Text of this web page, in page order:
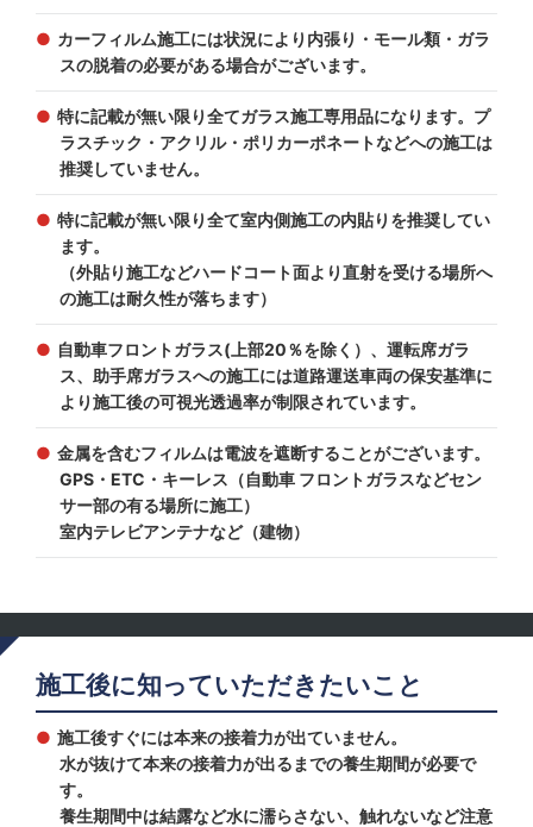
カーフィルム施工には状況により内張り・モール類・ガラ
スの脱着の必要がある場合がございます。
特に記載が無い限り全てガラス施工専用品になります。プ
ラスチック・アクリル・ポリカーポネートなどへの施工は
推奨していません。
特に記載が無い限り全て室内側施工の内貼りを推奨してい
ます。
（外貼り施工などハードコート面より直射を受ける場所へ
の施工は耐久性が落ちます）
自動車フロントガラス(上部20％を除く）、運転席ガラ
ス、助手席ガラスへの施工には道路運送車両の保安基準に
より施工後の可視光透過率が制限されています。
金属を含むフィルムは電波を遮断することがございます。
GPS・ETC・キーレス（自動車 フロントガラスなどセン
サー部の有る場所に施工）
室内テレビアンテナなど（建物）
施工後に知っていただきたいこと
施工後すぐには本来の接着力が出ていません。
水が抜けて本来の接着力が出るまでの養生期間が必要で
す。
養生期間中は結露など水に濡らさない、触れないなど注意